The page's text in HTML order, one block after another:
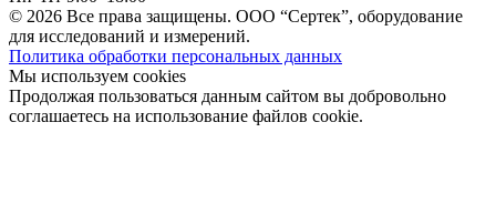
© 2026 Все права защищены. ООО “Сертек”, оборудование
для исследований и измерений.
Политика обработки персональных данных
Мы используем cookies
Продолжая пользоваться данным сайтом вы добровольно
соглашаетесь на использование файлов cookie.